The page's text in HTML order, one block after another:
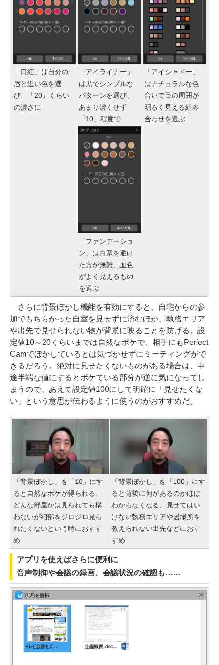
「口紅」は自分の
唇と近い色を選
び、「20」くらい
の濃さに
「アイライナー」
は黒でシンプルな
パターンを選び、
あまり濃くせず
「10」程度で
「アイシャドー」
はナチュラルな色
合いで目の周囲が
明るく見える組み
合わせを選ぶ
「ファンデーショ
ン」は白系を避け
た方が無難、血色
がよく見えるもの
を選ぶ
さらに背景ぼかし機能を有効にすると、自宅からの参
加でもちらかった自室を見せずに済むほか、執務エリア
や出先で見せられない物が背景に映ることを防げる。設
定値10～20くらいまでは自然なボケで、相手にもPerfect
Camでぼかしているとは気づかせずにミーティングがで
きるだろう。絶対に見せたくないものがある場合は、中
途半端な値にするとボケている部分が逆に気になってし
まうので、あえて設定値100にして明確に「見せたくな
い」という意思が伝わるように使うのがおすすめだ。
「背景ぼかし」を「10」にす
ると自然なボケが得られる、
どんな部屋かは見られても構
わないが細部をジロジロ見ら
れたくないという時におすす
め
「背景ぼかし」を「100」にす
ると背後に何があるのかほぼ
わからなくなる、見せてはい
けない執務エリアや居場所を
教えられない出先などにおす
すめ
アプリを使えばさらに便利に
音声制御や会議の録画、会議状況の確認も……